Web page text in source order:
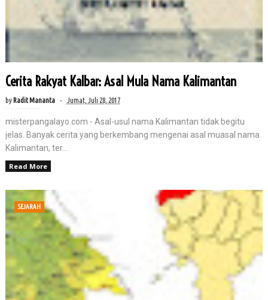
Cerita Rakyat Kalbar: Asal Mula Nama Kalimantan
by Radit Mananta Jumat, Juli 28, 2017
misterpangalayo.com - Asal-usul nama Kalimantan tidak begitu
jelas. Banyak cerita yang berkembang mengenai asal muasal nama
Kalimantan, ter...
Read More
SEJARAH